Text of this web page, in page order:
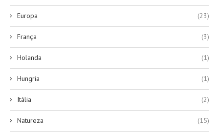
Europa (23)
França (3)
Holanda (1)
Hungria (1)
Itália (2)
Natureza (15)